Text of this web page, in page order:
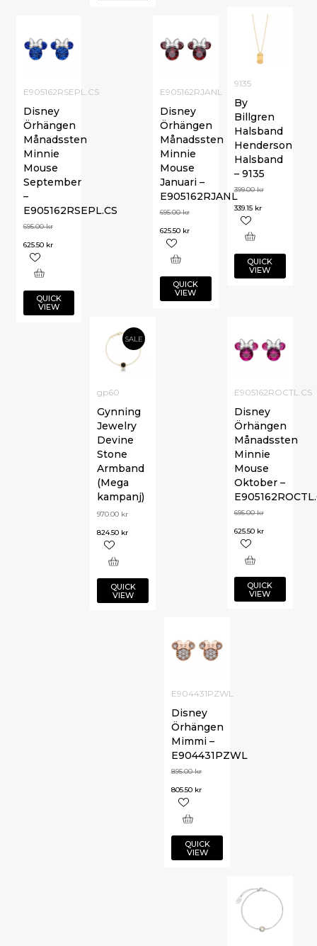
9135
By
Billgren
Halsband
Henderson
Halsband
– 9135
399.00kr
339.15 kr
QUICK
VIEW
E905162RSEPL.CS
Disney
Örhängen
Månadssten
Minnie
Mouse
September
–
E905162RSEPL.CS
695.00kr
625.50 kr
QUICK
VIEW
E905162RJANL
Disney
Örhängen
Månadssten
Minnie
Mouse
Januari –
E905162RJANL
695.00kr
625.50 kr
QUICK
VIEW
SALE
gp60
Gynning
Jewelry
Devine
Stone
Armband
(Mega
kampanj)
970.00 kr
824.50 kr
QUICK
VIEW
E905162ROCTL.CS
Disney
Örhängen
Månadssten
Minnie
Mouse
Oktober –
695.00kr
625.50 kr
QUICK
VIEW
E904431PZWL
Disney
Örhängen
Mimmi –
E904431PZWL
895.00kr
805.50 kr
QUICK
VIEW